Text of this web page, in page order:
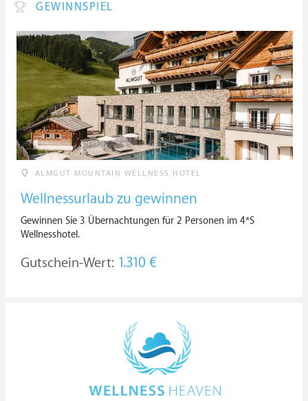
GEWINNSPIEL
ALMGUT MOUNTAIN WELLNESS HOTEL
Wellnessurlaub zu gewinnen
Gewinnen Sie 3 Übernachtungen für 2 Personen im 4*S
Wellnesshotel.
Gutschein-Wert: 1.310 €